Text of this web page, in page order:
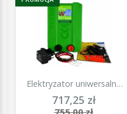
Elektryzator uniwersalny
TITAN DUO 3000, dla
koni, bydła, owiec i kóz,
717,25 zł
755,00 zł